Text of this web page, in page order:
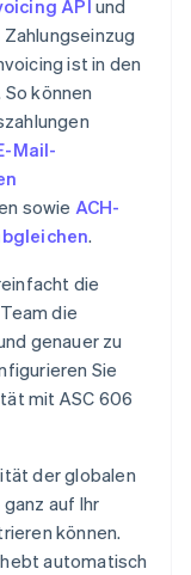
API und
ist in den
können
Mail-
sowie ACH-
.
die
die
genauer zu
Sie
mit ASC 606
der globalen
auf Ihr
können.
automatisch